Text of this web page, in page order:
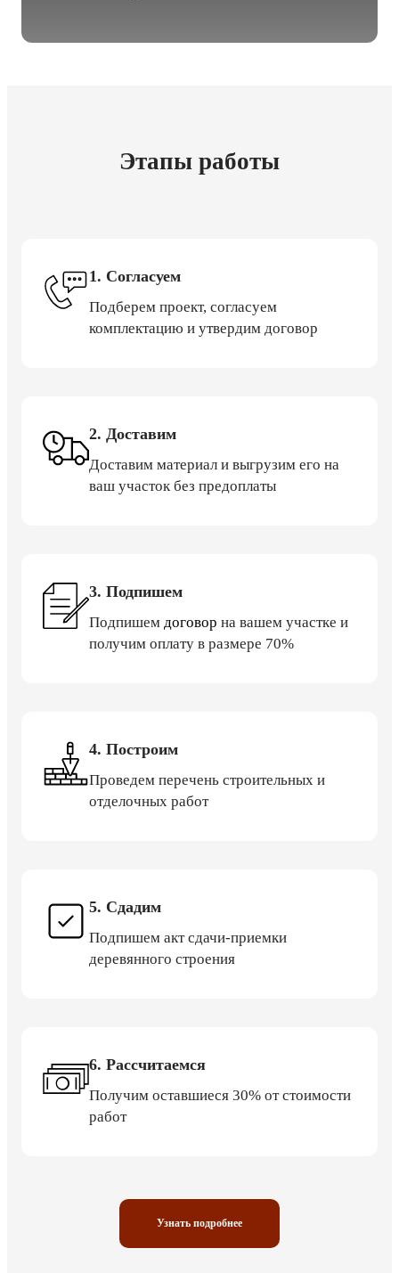
Этапы работы
1. Согласуем
Подберем проект, согласуем
комплектацию и утвердим договор
2. Доставим
Доставим материал и выгрузим его на
ваш участок без предоплаты
3. Подпишем
Подпишем договор на вашем участке и
получим оплату в размере 70%
4. Построим
Проведем перечень строительных и
отделочных работ
5. Сдадим
Подпишем акт сдачи-приемки
деревянного строения
6. Рассчитаемся
Получим оставшиеся 30% от стоимости
работ
Узнать подробнее